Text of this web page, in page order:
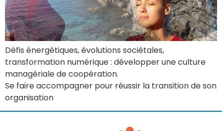
Défis énergétiques, évolutions sociétales,
transformation numérique : développer une culture
managériale de coopération.
Se faire accompagner pour réussir la transition de son
organisation